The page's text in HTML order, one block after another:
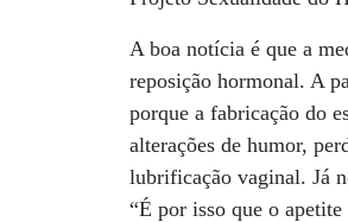
A boa notícia é que a
reposição hormonal. A
porque a fabricação do
alterações de humor,
lubrificação vaginal. Já
“É por isso que o